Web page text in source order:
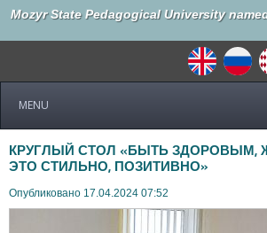
Mozyr State Pedagogical University
MENU
КРУГЛЫЙ СТОЛ «БЫТЬ ЗДОРОВЫМ,
ЭТО СТИЛЬНО, ПОЗИТИВНО»
Опубликовано 17.04.2024 07:52